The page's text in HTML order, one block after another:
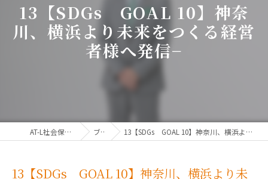
13【SDGs GOAL 10】神奈
川、横浜より未来をつくる経営
者様へ発信−
AT-L社会保険労務士法人 ブログ 13【SDGs GOAL 10】神奈川、横浜より未来をつくる経営者様へ発信−
13【SDGs GOAL 10】神奈川、横浜より未